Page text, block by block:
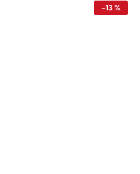
–13 %